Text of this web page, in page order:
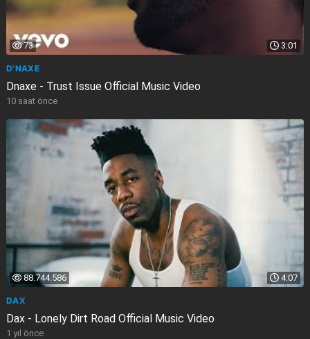
3:01
73
D'NAXE
Dnaxe - Trust Issue Official Music Video
10 saat önce
4:07
88.744.586
DAX
Dax - Lonely Dirt Road Official Music Video
1 yıl önce